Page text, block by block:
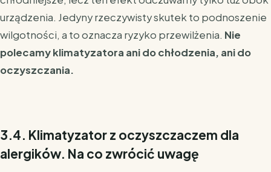
urządzenia. Jedyny rzeczywisty skutek to podnoszenie
wilgotności, a to oznacza ryzyko przewilżenia. Nie
polecamy klimatyzatora ani do chłodzenia, ani do
oczyszczania.
3.4. Klimatyzator z oczyszczaczem dla
alergików. Na co zwrócić uwagę